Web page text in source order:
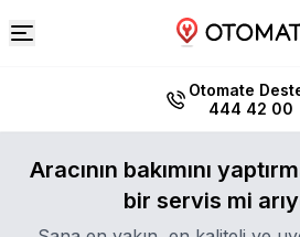
Otomate
444 42 00
Aracının bakımını
bir servis mi